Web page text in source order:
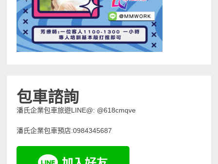
包車諮詢
潘氏企業包車旅遊LINE@: @618cmqve
潘氏企業包車預店:0984345687